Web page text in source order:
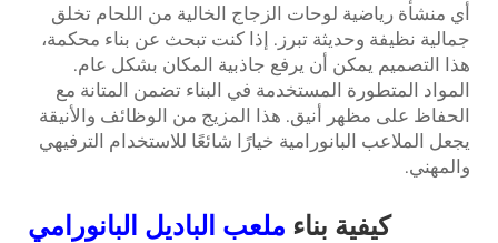
أي منشأة رياضية لوحات الزجاج الخالية من اللحام تخلق
جمالية نظيفة وحديثة تبرز. إذا كنت تبحث عن بناء محكمة،
هذا التصميم يمكن أن يرفع جاذبية المكان بشكل عام.
المواد المتطورة المستخدمة في البناء تضمن المتانة مع
الحفاظ على مظهر أنيق. هذا المزيج من الوظائف والأنيقة
يجعل الملاعب البانورامية خيارًا شائعًا للاستخدام الترفيهي
والمهني.
كيفية بناء ملعب الباديل البانورامي